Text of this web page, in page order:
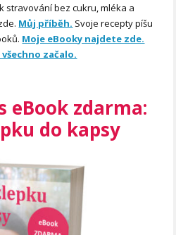
stravování bez cukru, mléka a
Můj příběh. Svoje recepty píšu
Moje eBooky najdete zde.
všechno začalo.
eBook zdarma:
do kapsy